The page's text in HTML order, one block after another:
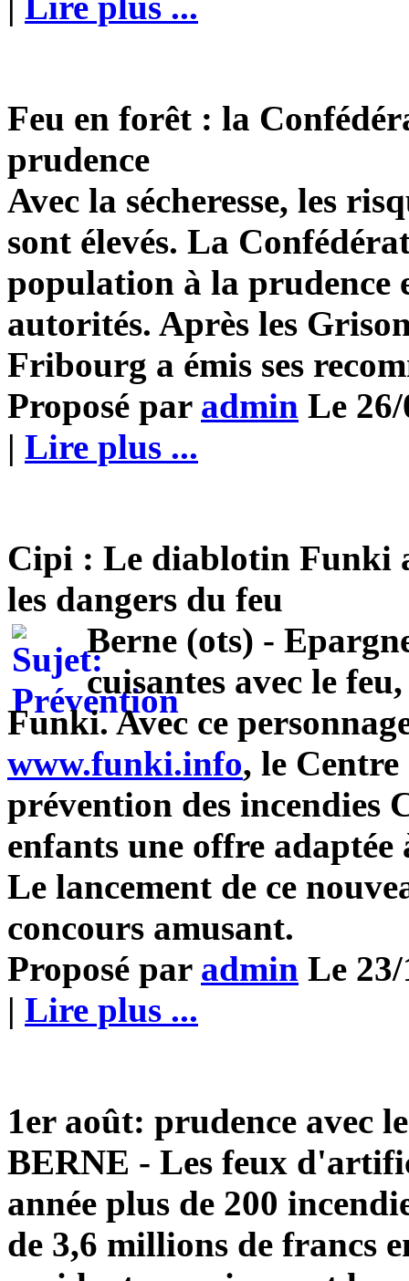
Feu en forêt : la
prudence
Avec la sécheresse, les
sont élevés. La
population à la prudence
autorités. Après les
Fribourg a émis ses
Proposé par admin Le
| Lire plus ...
Cipi : Le diablotin Funki
les dangers du feu
Berne (ots) -
cuisantes avec le
Funki. Avec ce
www.funki.info, le
prévention des incendies
enfants une offre adaptée
Le lancement de ce
concours amusant.
Proposé par admin Le
| Lire plus ...
1er août: prudence avec
BERNE - Les feux
année plus de 200
de 3,6 millions de francs